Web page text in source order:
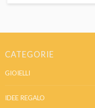
CATEGORIE
GIOIELLI
IDEE REGALO